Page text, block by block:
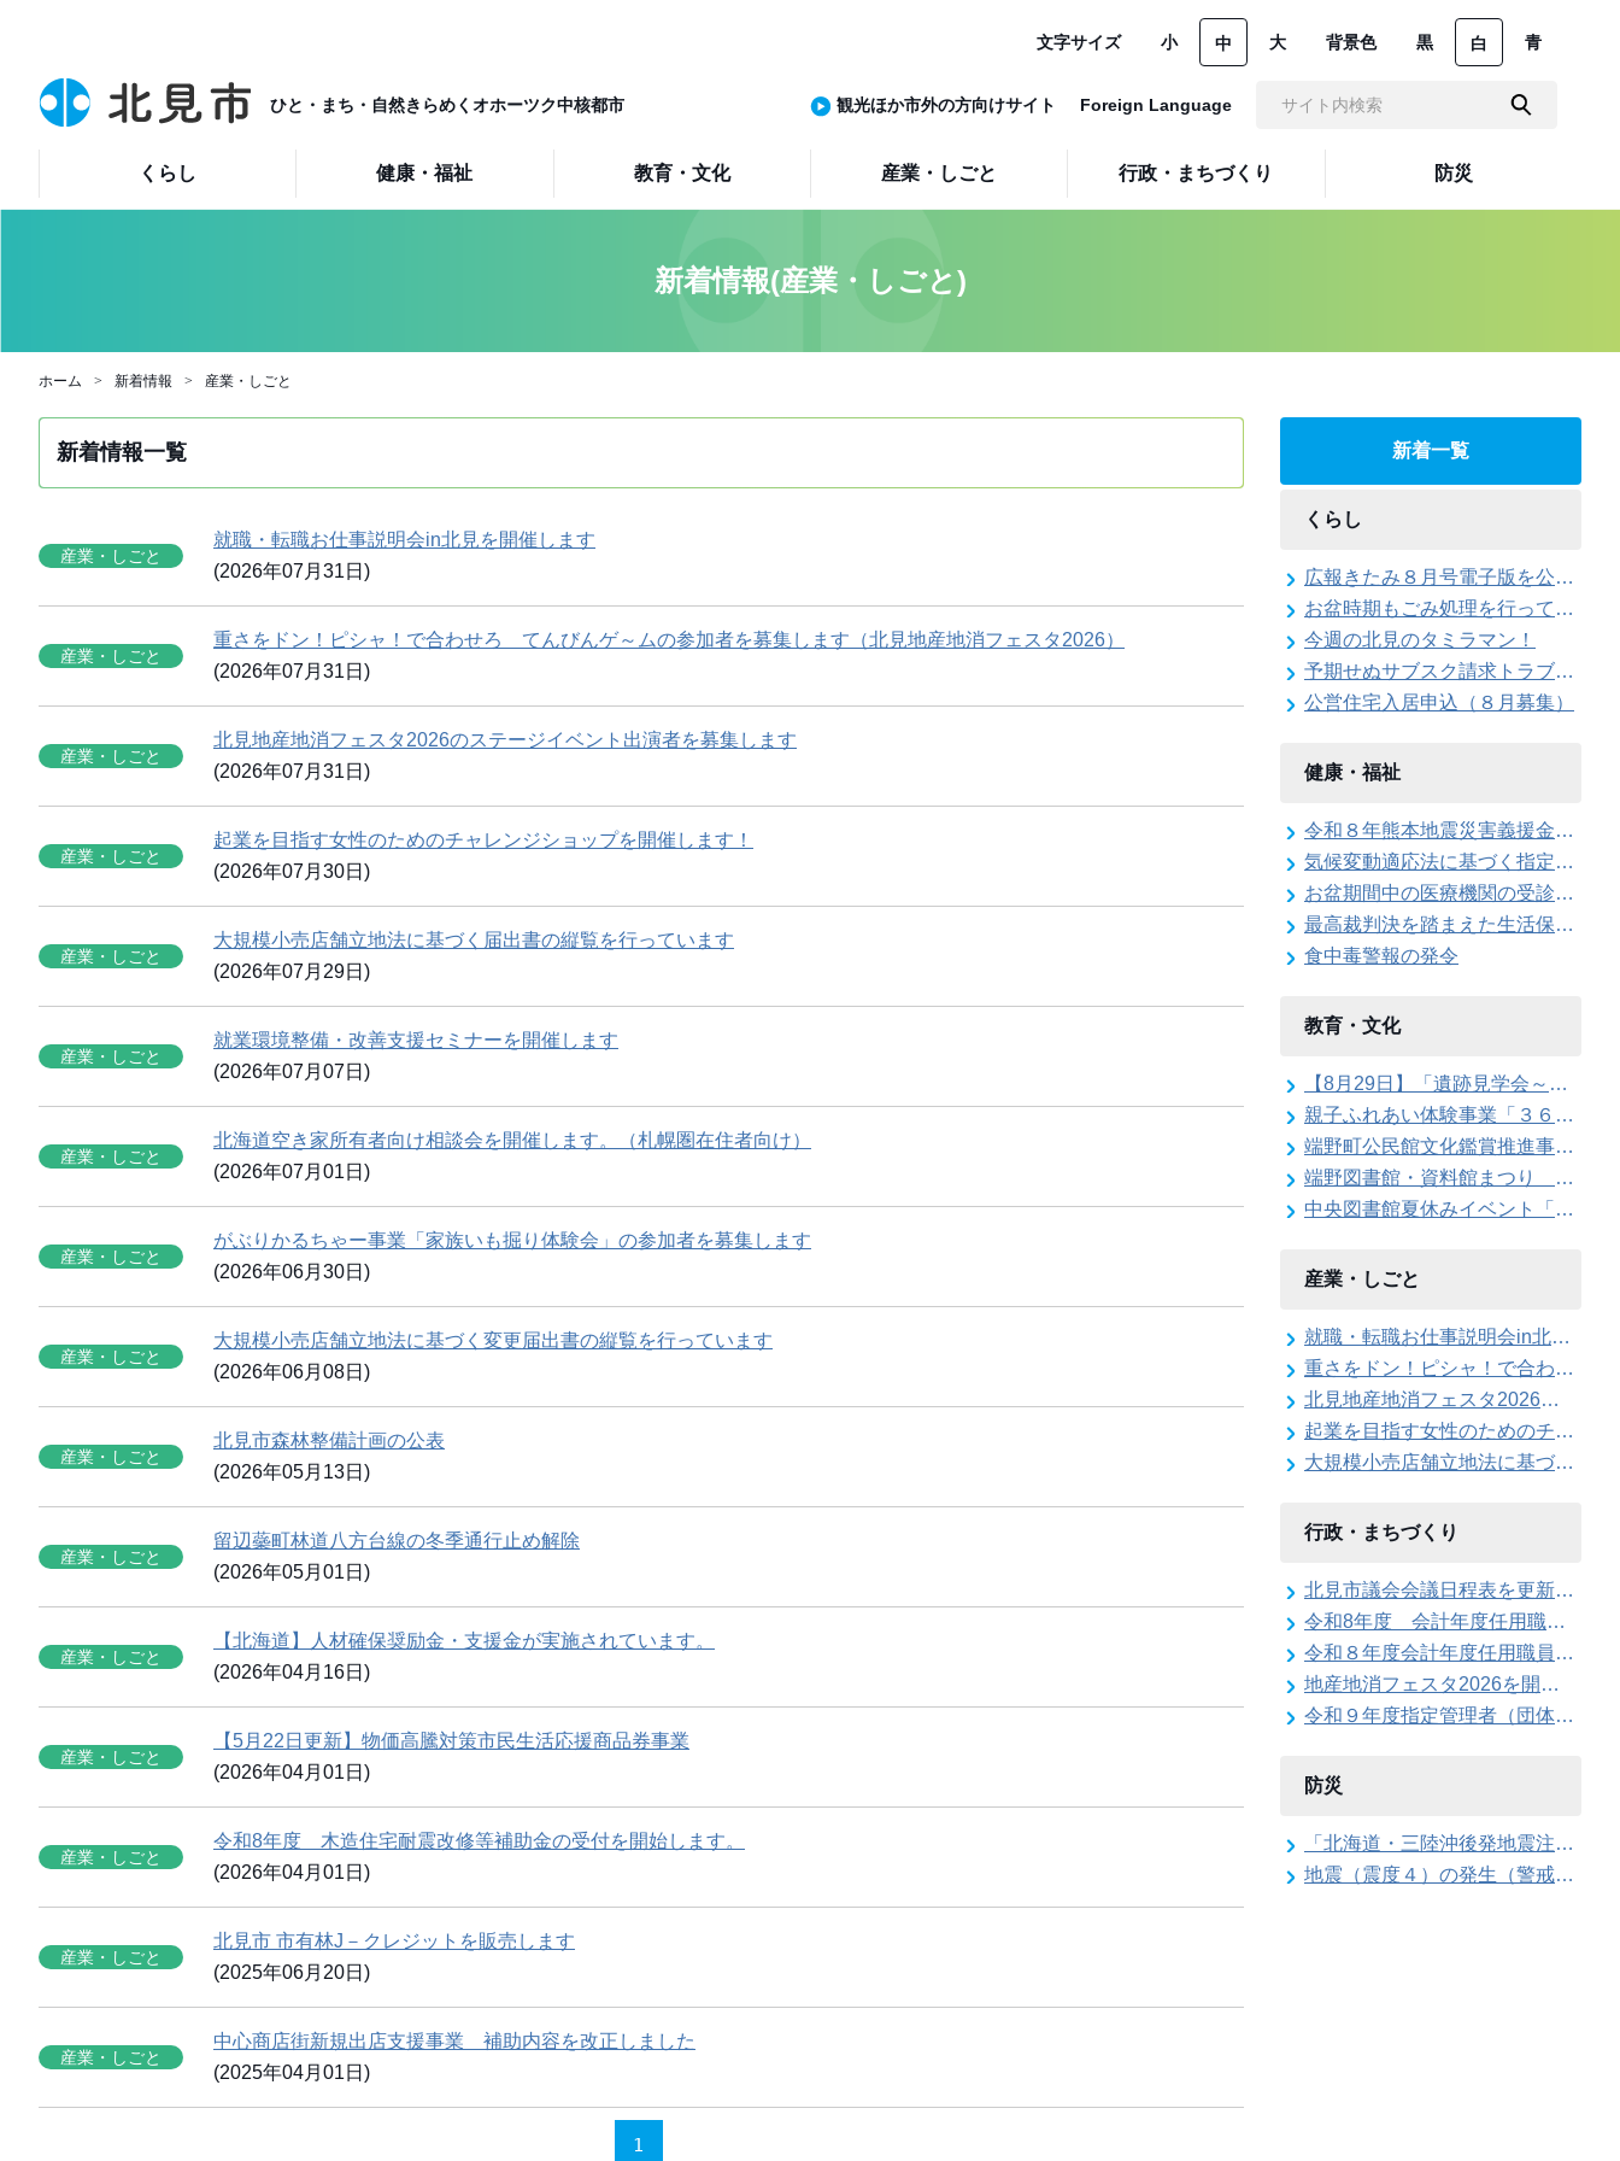
ひと・まち・自然きらめくオホーツク中核都市
くらし 健康・福祉 教育・文化 産業・しごと 行政・まちづくり 防災
文字サイズ 小 中 大 背景色 黒 白 青
観光ほか市外の方向けサイト Foreign Language
新着情報(産業・しごと)
ホーム 新着情報 産業・しごと
新着情報一覧
産業・しごと
就職・転職お仕事説明会in北見を開催します
(2026年07月31日)
産業・しごと
重さをドン！ピシャ！で合わせろ てんびんゲ～ムの参加者を募集します（北見地産地消フェスタ2026）
(2026年07月31日)
産業・しごと
北見地産地消フェスタ2026のステージイベント出演者を募集します
(2026年07月31日)
産業・しごと
起業を目指す女性のためのチャレンジショップを開催します！
(2026年07月30日)
産業・しごと
大規模小売店舗立地法に基づく届出書の縦覧を行っています
(2026年07月29日)
産業・しごと
就業環境整備・改善支援セミナーを開催します
(2026年07月07日)
産業・しごと
北海道空き家所有者向け相談会を開催します。（札幌圏在住者向け）
(2026年07月01日)
産業・しごと
がぶりかるちゃー事業「家族いも掘り体験会」の参加者を募集します
(2026年06月30日)
産業・しごと
大規模小売店舗立地法に基づく変更届出書の縦覧を行っています
(2026年06月08日)
産業・しごと
北見市森林整備計画の公表
(2026年05月13日)
産業・しごと
留辺蘂町林道八方台線の冬季通行止め解除
(2026年05月01日)
産業・しごと
【北海道】人材確保奨励金・支援金が実施されています。
(2026年04月16日)
産業・しごと
【5月22日更新】物価高騰対策市民生活応援商品券事業
(2026年04月01日)
産業・しごと
令和8年度 木造住宅耐震改修等補助金の受付を開始します。
(2026年04月01日)
産業・しごと
北見市 市有林J－クレジットを販売します
(2025年06月20日)
産業・しごと
中心商店街新規出店支援事業 補助内容を改正しました
(2025年04月01日)
1
新着一覧
くらし
広報きたみ８月号電子版を公開しました
お盆時期もごみ処理を行っています
今週の北見のタミラマン！
予期せぬサブスク請求トラブルに注意！
公営住宅入居申込（８月募集）
健康・福祉
令和８年熊本地震災害義援金を受け付けています
気候変動適応法に基づく指定暑熱避難施設に係る協定締結式を開催しました
お盆期間中の医療機関の受診について
最高裁判決を踏まえた生活保護費の追加給付
食中毒警報の発令
教育・文化
【8月29日】「遺跡見学会～東京大学の遺跡発掘現場を特別公開」参加者を募集します
親子ふれあい体験事業「３６０度の大パノラマ！親子で仁頃登山」の参加者募集のお知らせ
端野町公民館文化鑑賞推進事業「石田泰尚ヴァイオリンリサイタル」を開催します
端野図書館・資料館まつり ボランティアスタッフ大募集！
中央図書館夏休みイベント「こわ～いよみきかせ」
産業・しごと
就職・転職お仕事説明会in北見を開催します
重さをドン！ピシャ！で合わせろ てんびんゲ～ムの参加者を募集します（北見地産地消フェスタ2026）
北見地産地消フェスタ2026のステージイベント出演者を募集します
起業を目指す女性のためのチャレンジショップを開催します！
大規模小売店舗立地法に基づく届出書の縦覧を行っています
行政・まちづくり
北見市議会会議日程表を更新しました
令和8年度 会計年度任用職員（上下水道局 公営企業契約管理事務員）の募集
令和８年度会計年度任用職員（給食調理補助員）の募集（常呂学校給食センター）
地産地消フェスタ2026を開催します
令和９年度指定管理者（団体・企業）の募集
防災
「北海道・三陸沖後発地震注意情報」の特別な注意の呼び掛け期間の終了
地震（震度４）の発生（警戒配備体制の解除）